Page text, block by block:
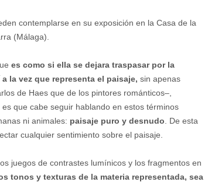
contemplarse en su exposición en la Casa de la
(Málaga).
es como si ella se dejara traspasar por la
la vez que representa el paisaje, sin apenas
de Haes que de los pintores románticos–,
que cabe seguir hablando en estos términos
ni animales: paisaje puro y desnudo . De esta
cualquier sentimiento sobre el paisaje.
juegos de contrastes lumínicos y los fragmentos en
tonos y texturas de la materia representada, sea